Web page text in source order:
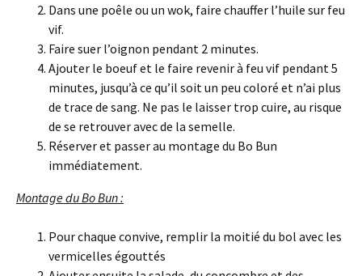
Dans une poêle ou un wok, faire chauffer l’huile sur feu
vif.
Faire suer l’oignon pendant 2 minutes.
Ajouter le boeuf et le faire revenir à feu vif pendant 5
minutes, jusqu’à ce qu’il soit un peu coloré et n’ai plus
de trace de sang. Ne pas le laisser trop cuire, au risque
de se retrouver avec de la semelle.
Réserver et passer au montage du Bo Bun
immédiatement.
Montage du Bo Bun :
Pour chaque convive, remplir la moitié du bol avec les
vermicelles égouttés